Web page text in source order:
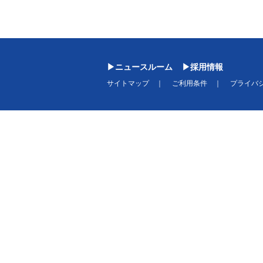
ニュースルーム 採用情報
サイトマップ ご利用条件 プライバ